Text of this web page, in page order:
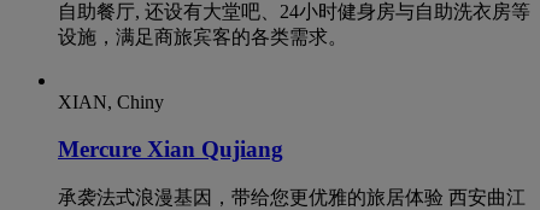
自助餐厅, 还设有大堂吧、24小时健身房与自助洗衣房等
设施，满足商旅宾客的各类需求。
XIAN, Chiny
Mercure Xian Qujiang
承袭法式浪漫基因，带给您更优雅的旅居体验 西安曲江